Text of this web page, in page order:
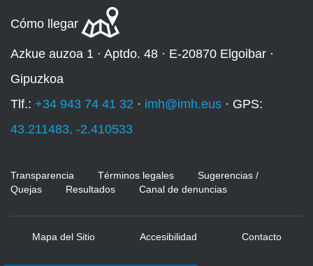
Cómo llegar
Azkue auzoa 1 · Aptdo. 48 · E-20870 Elgoibar ·
Gipuzkoa
Tlf.: +34 943 74 41 32 · imh@imh.eus · GPS:
43.211483, -2.410533
Transparencia Términos legales
Sugerencias /
Quejas
Resultados Canal de denuncias
Mapa del Sitio Accesibilidad Contacto